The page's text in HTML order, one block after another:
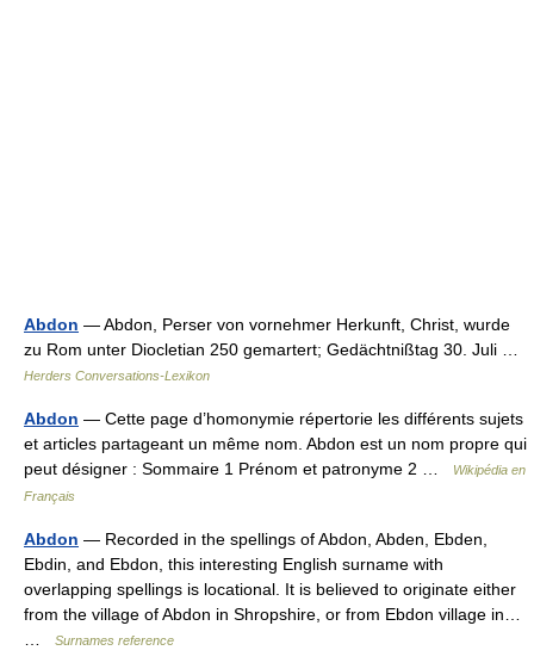
Abdon — Abdon, Perser von vornehmer Herkunft, Christ, wurde
zu Rom unter Diocletian 250 gemartert; Gedächtnißtag 30. Juli …
Herders Conversations-Lexikon
Abdon — Cette page d’homonymie répertorie les différents sujets
et articles partageant un même nom. Abdon est un nom propre qui
peut désigner : Sommaire 1 Prénom et patronyme 2 …
Wikipédia en
Français
Abdon — Recorded in the spellings of Abdon, Abden, Ebden,
Ebdin, and Ebdon, this interesting English surname with
overlapping spellings is locational. It is believed to originate either
from the village of Abdon in Shropshire, or from Ebdon village in…
Surnames reference